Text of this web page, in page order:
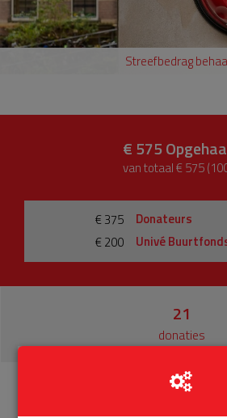
Streefbedrag
€ 575
van totaal € 575
€ 375
Donateurs
€ 200
Univé
21
donaties